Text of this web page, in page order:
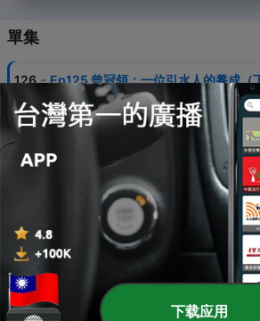
單集
126 - Ep125 曾冠領：一位引水人的養成（
07 Aug 2026
125 Ep124 曾冠領：一位引水人（領港）
31 Jul 2026
Ep125 詹夢莉：用藝術療癒人心（下
123 - Ep 122 詹夢莉：用藝術療癒人心（上
18 Jul 2026
122 - Ep121 林質修：值得活出的信仰（下）
下载应用